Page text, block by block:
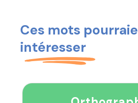
Ces mots
intéresser